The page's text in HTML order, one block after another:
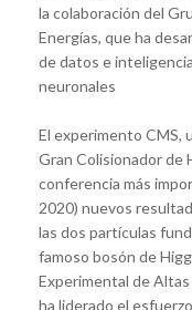
la colaboración del
Energías, que ha
de datos e
neuronales
El experimento CMS,
Gran Colisionador de
conferencia más
2020) nuevos
las dos partículas
famoso bosón de
Experimental de
ha liderado el